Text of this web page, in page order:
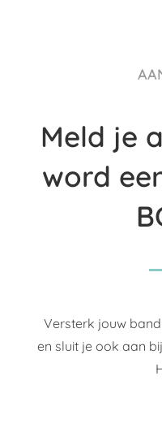
Meld je
word
Versterk jouw
en sluit je ook aan